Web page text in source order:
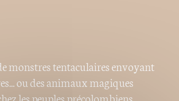
monstres tentaculaires envoyant
ou des animaux magiques